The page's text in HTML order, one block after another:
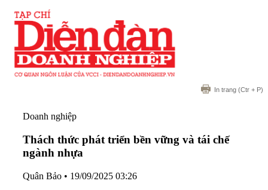
In trang (Ctr + P)
Doanh nghiệp
Thách thức phát triển bền vững và tái chế
ngành nhựa
Quân Bảo • 19/09/2025 03:26